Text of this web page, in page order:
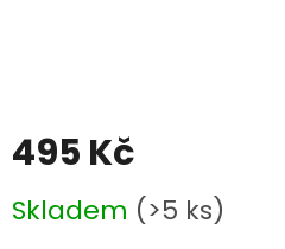
495 Kč
cena:
Skladem (>5 ks)